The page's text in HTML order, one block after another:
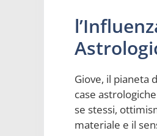
Giove, il pianeta
case
se stessi,
materiale e il